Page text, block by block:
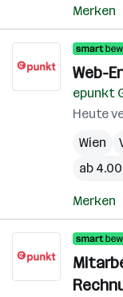
Merken
Web-
epunkt
Heute
Wien
ab
Merken